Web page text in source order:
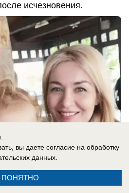
исчезновения.
вы даете согласие на обработку
данных.
ПОНЯТНО